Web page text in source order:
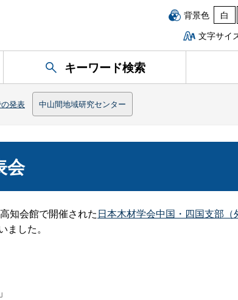
背景色 白
文字サイ
キーワード検索
発表 中山間地域研究センター
会
知会館で開催された日本木材学会中国・四国支部（
した。